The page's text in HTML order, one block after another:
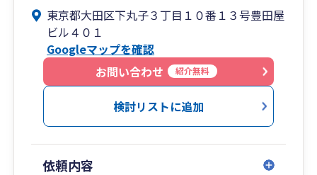
東京都大田区下丸子３丁目１０番１３号豊田屋
ビル４０１
Googleマップを確認
お問い合わせ
紹介無料
検討リストに追加
依頼内容